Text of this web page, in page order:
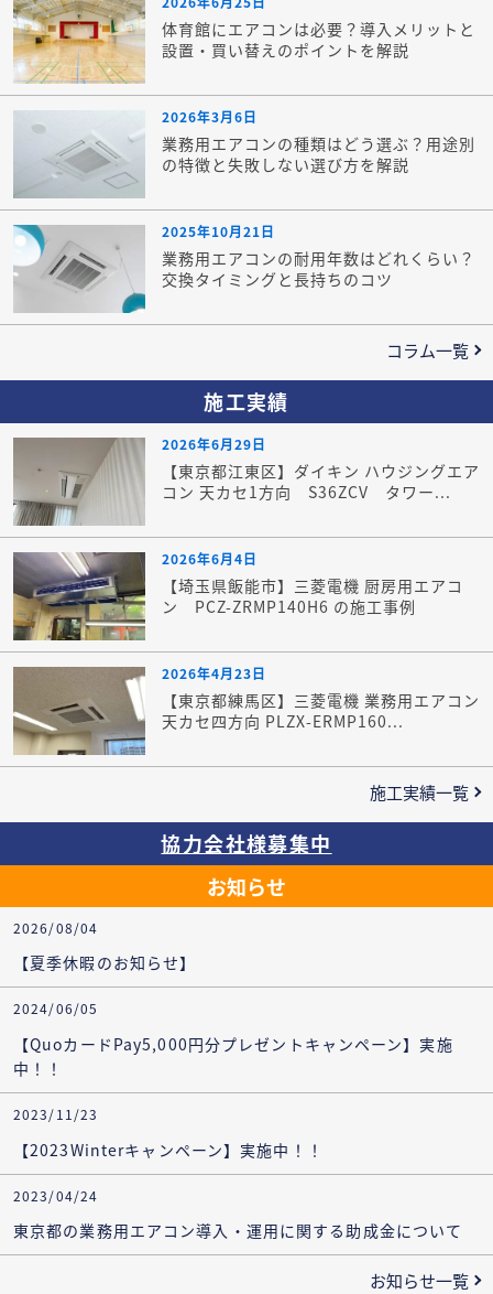
体育館にエアコンは必要？導入メリットと
設置・買い替えのポイントを解説
2026年3月6日
業務用エアコンの種類はどう選ぶ？用途別
の特徴と失敗しない選び方を解説
2025年10月21日
業務用エアコンの耐用年数はどれくらい？
交換タイミングと長持ちのコツ
コラム一覧
施工実績
2026年6月29日
【東京都江東区】ダイキン ハウジングエア
コン 天カセ1方向 S36ZCV タワー...
2026年6月4日
【埼玉県飯能市】三菱電機 厨房用エアコ
ン PCZ-ZRMP140H6 の施工事例
2026年4月23日
【東京都練馬区】三菱電機 業務用エアコン
天カセ四方向 PLZX-ERMP160...
施工実績一覧
協力会社様募集中
お知らせ
2026/08/04
【夏季休暇のお知らせ】
2024/06/05
【QuoカードPay5,000円分プレゼントキャンペーン】実施
中！！
2023/11/23
【2023Winterキャンペーン】実施中！！
2023/04/24
東京都の業務用エアコン導入・運用に関する助成金について
お知らせ一覧